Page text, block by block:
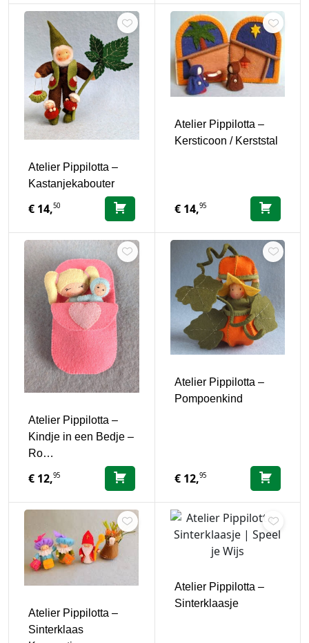
Atelier Pippilotta –
Kastanjekabouter
€ 14,50
Atelier Pippilotta –
Kersticoon / Kerststal
€14,95
Atelier Pippilotta –
Kindje in een Bedje –
Ro…
€ 12,95
Atelier Pippilotta –
Pompoenkind
€12,95
Atelier Pippilotta –
Sinterklaas
Atelier Pippilotta –
Sinterklaasje